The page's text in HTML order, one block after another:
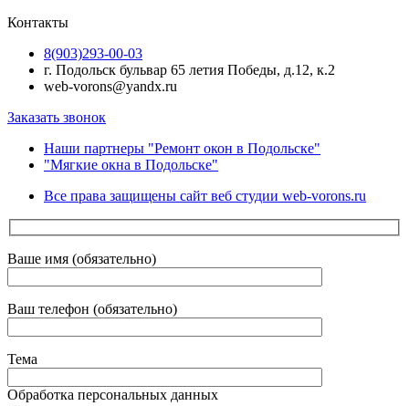
Контакты
8(903)293-00-03
г. Подольск бульвар 65 летия Победы, д.12, к.2
web-vorons@yandx.ru
Заказать звонок
Наши партнеры "Ремонт окон в Подольске"
"Мягкие окна в Подольске"
Все права защищены сайт веб студии web-vorons.ru
Ваше имя (обязательно)
Ваш телефон (обязательно)
Тема
Обработка персональных данных